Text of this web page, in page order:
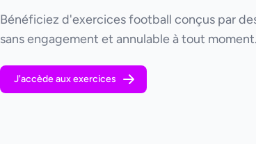
Bénéficiez d'exercices football conçus par
sans engagement et annulable à tout moment.
J'accède aux exercices